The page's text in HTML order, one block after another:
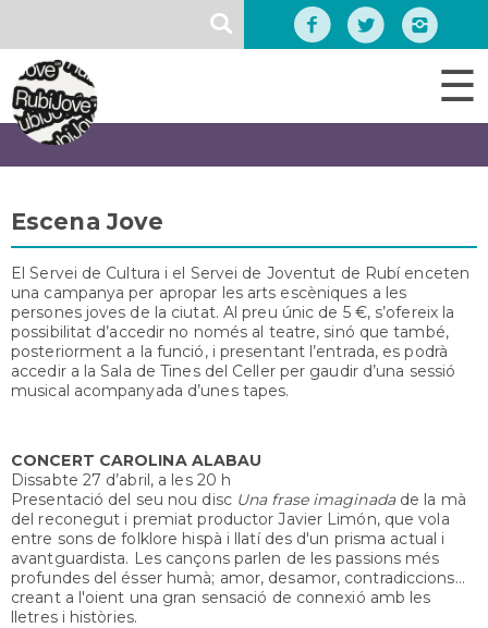
contingut
☰
Escena Jove
El Servei de Cultura i el Servei de Joventut de Rubí enceten
una campanya per apropar les arts escèniques a les
persones joves de la ciutat. Al preu únic de 5 €, s’ofereix la
possibilitat d’accedir no només al teatre, sinó que també,
posteriorment a la funció, i presentant l’entrada, es podrà
accedir a la Sala de Tines del Celler per gaudir d’una sessió
musical acompanyada d’unes tapes.
CONCERT CAROLINA ALABAU
Dissabte 27 d’abril, a les 20 h
Presentació del seu nou disc Una frase imaginadade la mà
del reconegut i premiat productor Javier Limón, que vola
entre sons de folklore hispà i llatí des d'un prisma actual i
avantguardista. Les cançons parlen de les passions més
profundes del ésser humà; amor, desamor, contradiccions…
creant a l'oient una gran sensació de connexió amb les
lletres i històries.